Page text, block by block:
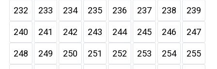
232 233 234 235 236 237 238 239
240 241 242 243 244 245 246 247
248 249 250 251 252 253 254 255